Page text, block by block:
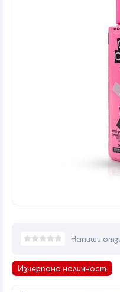
Напиши
Изчерпана наличност